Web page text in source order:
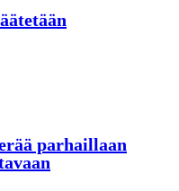
parhaillaan